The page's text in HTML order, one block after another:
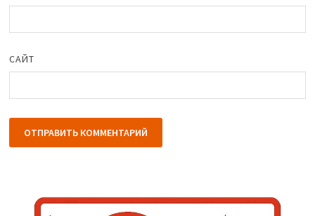
САЙТ